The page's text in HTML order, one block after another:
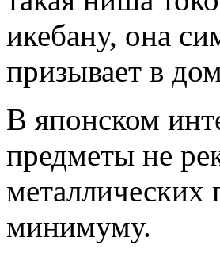
икебану, она
призывает в
В японском
предметы не
металлических
минимуму.